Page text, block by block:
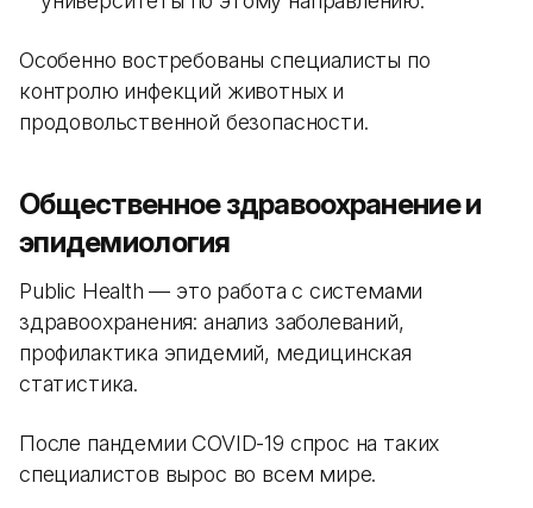
Особенно востребованы специалисты по
контролю инфекций животных и
продовольственной безопасности.
Общественное здравоохранение и
эпидемиология
Public Health — это работа с системами
здравоохранения: анализ заболеваний,
профилактика эпидемий, медицинская
статистика.
После пандемии COVID-19 спрос на таких
специалистов вырос во всем мире.